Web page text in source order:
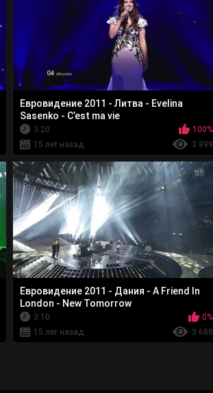
Евровидение 2011 - Литва - Evelina
Sasenko - C’est ma vie
3:20
100%
15 лет назад
3 899
Евровидение 2011 - Дания - A Friend In
London - New Tomorrow
3:10
0%
15 лет назад
3 688